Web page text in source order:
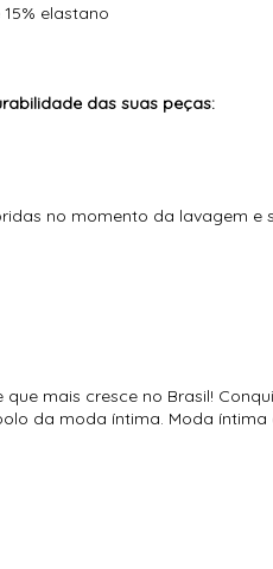
elastano
das suas peças:
no momento da lavagem e
que mais cresce no Brasil!
da moda íntima. Moda